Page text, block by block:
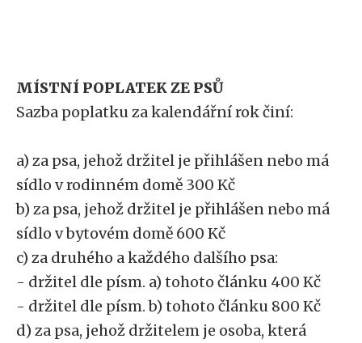
MÍSTNÍ POPLATEK ZE PSŮ
Sazba poplatku za kalendářní rok činí:
a) za psa, jehož držitel je přihlášen nebo má
sídlo v rodinném domě 300 Kč
b) za psa, jehož držitel je přihlášen nebo má
sídlo v bytovém domě 600 Kč
c) za druhého a každého dalšího psa:
- držitel dle písm. a) tohoto článku 400 Kč
- držitel dle písm. b) tohoto článku 800 Kč
d) za psa, jehož držitelem je osoba, která